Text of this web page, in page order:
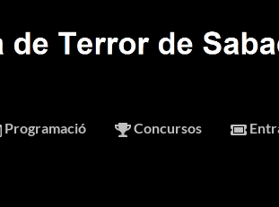
Programació Concursos